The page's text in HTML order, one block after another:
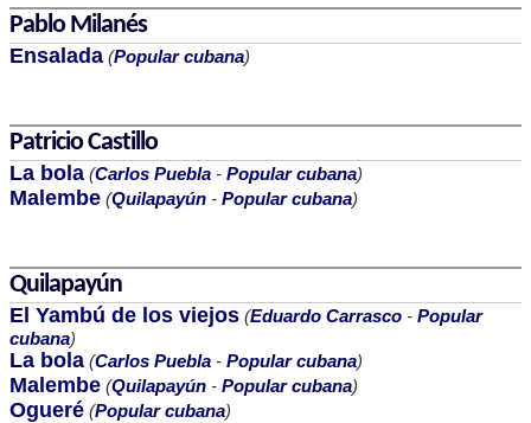
Pablo Milanés
Ensalada (Popular cubana)
Patricio Castillo
La bola (Carlos Puebla - Popular cubana)
Malembe (Quilapayún - Popular cubana)
Quilapayún
El Yambú de los viejos (Eduardo Carrasco - Popular
cubana)
La bola (Carlos Puebla - Popular cubana)
Malembe (Quilapayún - Popular cubana)
Ogueré (Popular cubana)